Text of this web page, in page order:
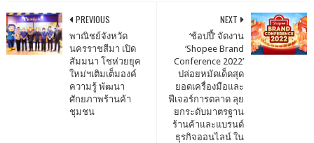
NEXT
‘ช้อปปี้’ จัดงาน
‘Shopee Brand
Conference 2022’
ปล่อยหมัดเด็ดสุด
ยอดเครื่องมือและ
ฟีเจอร์การตลาด ลุย
ยกระดับมาตรฐาน
ร้านค้าและแบรนด์
ธุรกิจออนไลน์ ใน
PREVIOUS
พาณิชย์จังหวัด
นครราชสีมา เปิด
สัมมนา โชห่วยยุค
ใหม่ฯเติมเต็มองค์
ความรู้ พัฒนา
ศักยภาพร้านค้า
ชุมชน